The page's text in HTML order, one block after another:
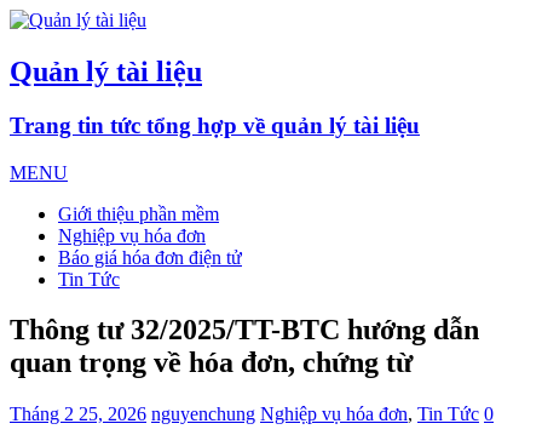
Quản lý tài liệu
Trang tin tức tổng hợp về quản lý tài liệu
MENU
Giới thiệu phần mềm
Nghiệp vụ hóa đơn
Báo giá hóa đơn điện tử
Tin Tức
Thông tư 32/2025/TT-BTC hướng dẫn
quan trọng về hóa đơn, chứng từ
Tháng 2 25, 2026 nguyenchung Nghiệp vụ hóa đơn, Tin Tức 0